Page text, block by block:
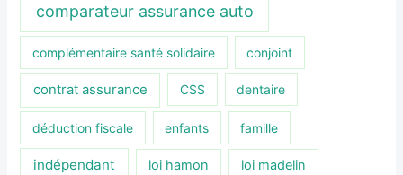
comparateur assurance auto
complémentaire santé solidaire conjoint
contrat assurance CSS dentaire
déduction fiscale enfants famille
indépendant loi hamon loi madelin